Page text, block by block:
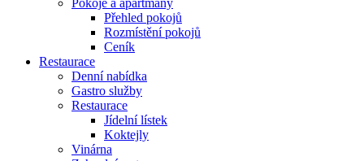
Pokoje a apartmány
Přehled pokojů
Rozmístění pokojů
Ceník
Restaurace
Denní nabídka
Gastro služby
Restaurace
Jídelní lístek
Koktejly
Vinárna